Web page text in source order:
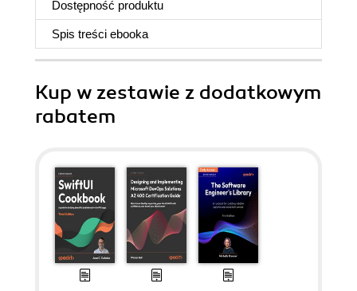
Dostępność produktu
Spis treści ebooka
Kup w zestawie z dodatkowym
rabatem